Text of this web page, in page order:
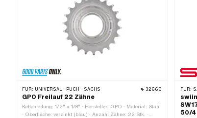
FÜR: UNIVERSAL · PUCH · SACHS 32660
GPO Freilauf 22 Zähne
Kettenteilung: 1/2" x 1/8" · Hersteller: GPO · Material: Stahl
· Oberfläche: verzinkt (blau) · Anzahl Zähne: 22 Stk. ·
FÜR:
50/4